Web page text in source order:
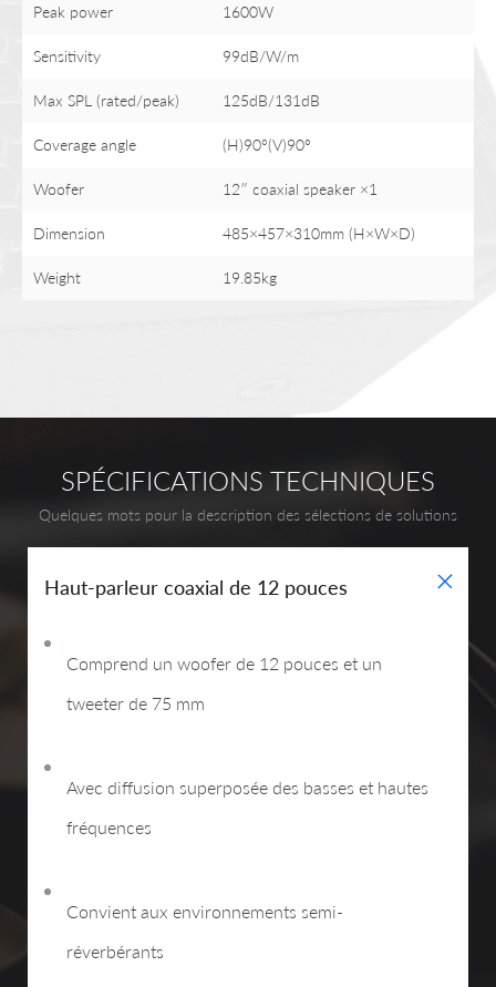
Peak power 1600W
Sensitivity 99dB/W/m
Max SPL (rated/peak) 125dB/131dB
Coverage angle (H)90°(V)90°
Woofer 12″ coaxial speaker ×1
Dimension 485×457×310mm (H×W×D)
Weight 19.85kg
SPÉCIFICATIONS TECHNIQUES
Quelques mots pour la description des sélections de solutions
Haut-parleur coaxial de 12 pouces +
Comprend un woofer de 12 pouces et un
tweeter de 75 mm
Avec diffusion superposée des basses et hautes
fréquences
Convient aux environnements semi-
réverbérants